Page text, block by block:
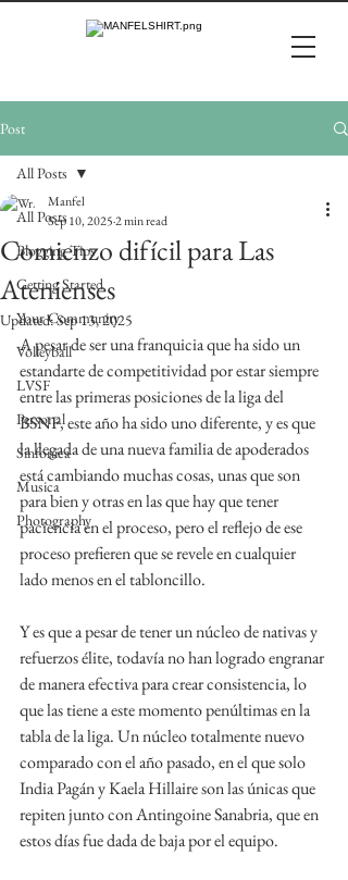
Post
All Posts
Blogging Tips
Getting Started
Your Community
Volleyball
LVSF
Personal
Sinfonica
Musica
Photography
All Posts
Comienzo difícil para Las
Atenienses
Manfel
Sep 10, 20252 min read
Updated:Sep 13, 2025
A pesar de ser una franquicia que ha sido un
estandarte de competitividad por estar siempre
entre las primeras posiciones de la liga del
BSNF, este año ha sido uno diferente, y es que
la llegada de una nueva familia de apoderados
está cambiando muchas cosas, unas que son
para bien y otras en las que hay que tener
paciencia en el proceso, pero el reflejo de ese
proceso prefieren que se revele en cualquier
lado menos en el tabloncillo.
Y es que a pesar de tener un núcleo de nativas y
refuerzos élite, todavía no han logrado engranar
de manera efectiva para crear consistencia, lo
que las tiene a este momento penúltimas en la
tabla de la liga. Un núcleo totalmente nuevo
comparado con el año pasado, en el que solo
India Pagán y Kaela Hillaire son las únicas que
repiten junto con Antingoine Sanabria, que en
estos días fue dada de baja por el equipo.